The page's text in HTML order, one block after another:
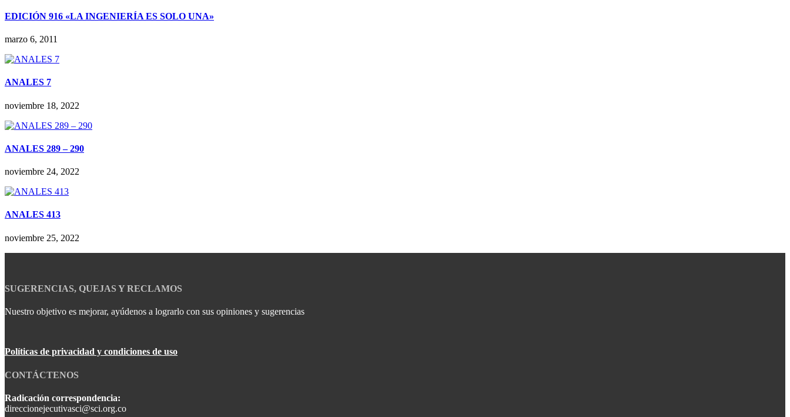
EDICIÓN 916 «LA INGENIERÍA ES SOLO UNA»
marzo 6, 2011
ANALES 7
noviembre 18, 2022
ANALES 289 – 290
noviembre 24, 2022
ANALES 413
noviembre 25, 2022
SUGERENCIAS, QUEJAS Y RECLAMOS
Nuestro objetivo es mejorar, ayúdenos a lograrlo con sus opiniones y sugerencias
Políticas de privacidad y condiciones de uso
CONTÁCTENOS
Radicación correspondencia:
direccionejecutivasci@sci.org.co